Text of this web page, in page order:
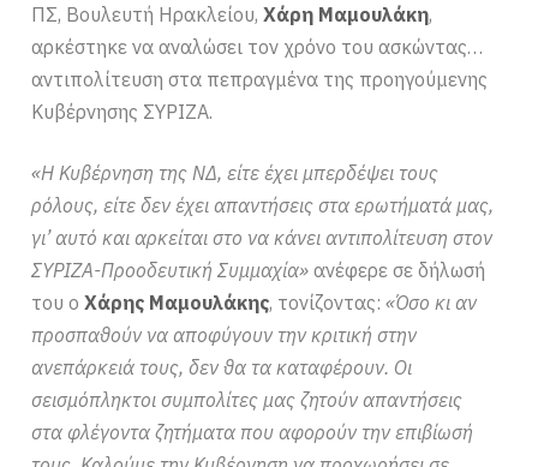
ΠΣ, Βουλευτή Ηρακλείου,Χάρη Μαμουλάκη,
αρκέστηκε να αναλώσει τον χρόνο του ασκώντας…
αντιπολίτευση στα πεπραγμένα της προηγούμενης
Κυβέρνησης ΣΥΡΙΖΑ.
«Η Κυβέρνηση της ΝΔ, είτε έχει μπερδέψει τους
ρόλους, είτε δεν έχει απαντήσεις στα ερωτήματά μας,
γι’ αυτό και αρκείται στο να κάνει αντιπολίτευση στον
ΣΥΡΙΖΑ-Προοδευτική Συμμαχία» ανέφερε σε δήλωσή
του οΧάρης Μαμουλάκης, τονίζοντας:«Όσο κι αν
προσπαθούν να αποφύγουν την κριτική στην
ανεπάρκειά τους, δεν θα τα καταφέρουν. Οι
σεισμόπληκτοι συμπολίτες μας ζητούν απαντήσεις
στα φλέγοντα ζητήματα που αφορούν την επιβίωσή